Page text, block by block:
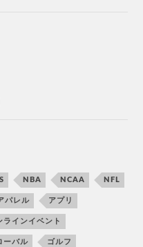
NBA NCAA NFL
パレル アプリ
ラインイベント
ーバル ゴルフ